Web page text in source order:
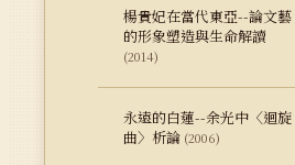
楊貴妃在當代東亞--論文藝
的形象塑造與生命解讀
(2014)
永遠的白蓮--余光中〈迴旋
曲〉析論 (2006)